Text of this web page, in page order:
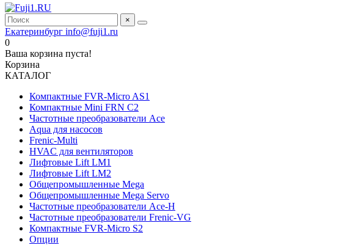
×
Екатеринбург info@fuji1.ru
0
Ваша корзина пуста!
Корзина
КАТАЛОГ
Компактные FVR-Micro AS1
Компактные Mini FRN C2
Частотные преобразователи Ace
Aqua для насосов
Frenic-Multi
HVAC для вентиляторов
Лифтовые Lift LM1
Лифтовые Lift LM2
Общепромышленные Mega
Общепромышленные Mega Servo
Частотные преобразователи Ace-H
Частотные преобразователи Frenic-VG
Компактные FVR-Micro S2
Опции